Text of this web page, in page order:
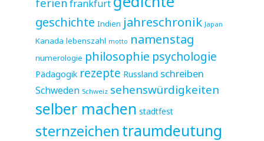
frankfurt
geschichte Indien jahreschronik Japan
Kanada lebenszahl motto namenstag
numerologie philosophie psychologie
Pädagogik rezepte Russland schreiben
Schweden Schweiz sehenswürdigkeiten
selber machen stadtfest
sternzeichen traumdeutung